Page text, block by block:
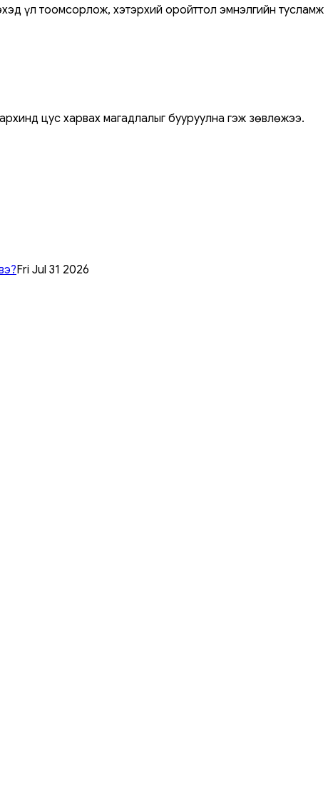
үл тоомсорлож, хэтэрхий оройттол эмнэлгийн тусламж
цус харвах магадлалыг бууруулна гэж зөвлөжээ.
Fri Jul 31 2026